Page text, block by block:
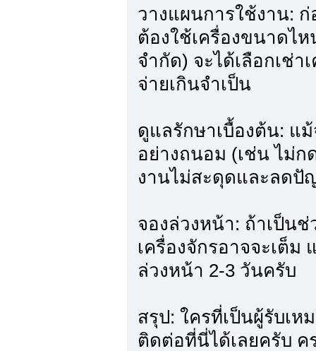
วางแผนการใช้งาน:
ต้องใช้เครื่องขนาดไ
จำกัด) จะได้เลือกเช่า
จ่ายเกินจำเป็น
ดูแลรักษาเบื้องต้น: แม้
อย่างถนอม (เช่น ไม่ก
งานไม่สะดุดและลดปั
จองล่วงหน้า: ถ้าเป็นช่
เครื่องจักรอาจจะเต็
ล่วงหน้า 2-3 วันครับ
สรุป: ใครที่เป็นผู้รับเห
ติดต่อที่นี่ได้เลยครับ ค